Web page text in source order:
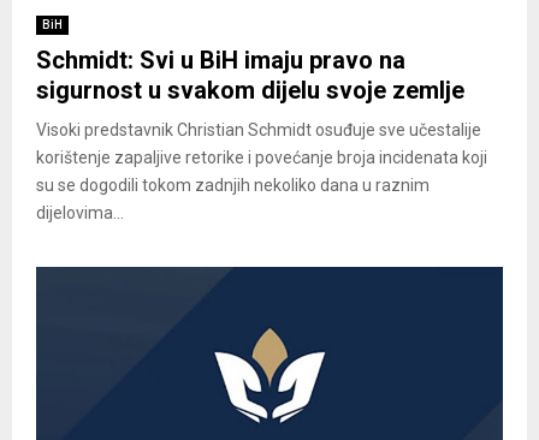
BiH
Schmidt: Svi u BiH imaju pravo na
sigurnost u svakom dijelu svoje zemlje
Visoki predstavnik Christian Schmidt osuđuje sve učestalije
korištenje zapaljive retorike i povećanje broja incidenata koji
su se dogodili tokom zadnjih nekoliko dana u raznim
dijelovima...